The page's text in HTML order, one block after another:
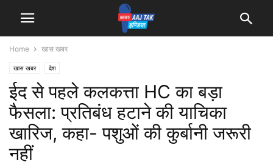
Home खास खबर
खास खबर देश
ईद से पहले कलकत्ता HC का बड़ा
फैसला: प्रतिबंध हटाने की याचिका
खारिज, कहा- पशुओं की कुर्बानी जरूरी
नहीं